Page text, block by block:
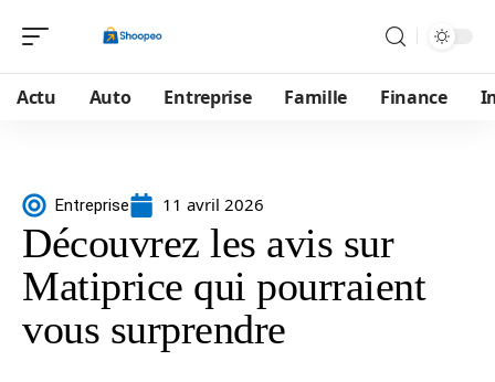
Actu Auto Entreprise Famille Finance
Entreprise 11 avril 2026
Découvrez les avis sur
Matiprice qui pourraient
vous surprendre